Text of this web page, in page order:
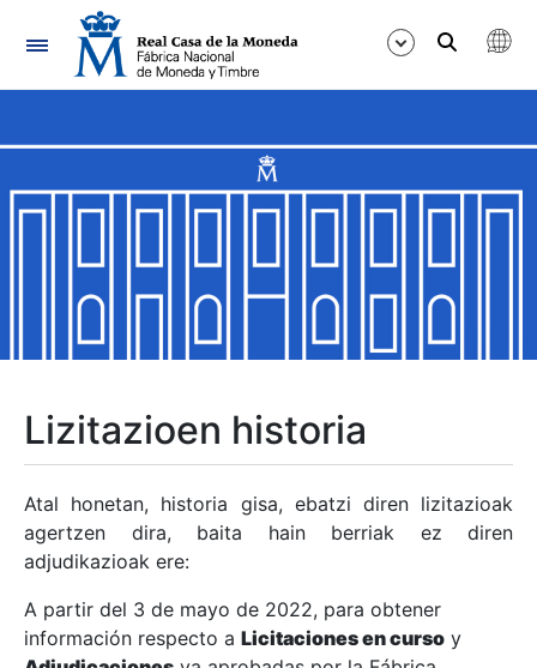
Nabigazioa
Erakutsi/Ezkutatu
Erakutsi/Ezkutatu
Erakutsi/Ezkutatu
Erakutsi/Ezkutatu
Erakutsi/Ezkutatu
Erakutsi/Ezkutatu
Lizitazioen historia
Atal honetan, historia gisa, ebatzi diren lizitazioak
agertzen dira, baita hain berriak ez diren
adjudikazioak ere:
A partir del 3 de mayo de 2022, para obtener
información respecto a Licitaciones en curso y